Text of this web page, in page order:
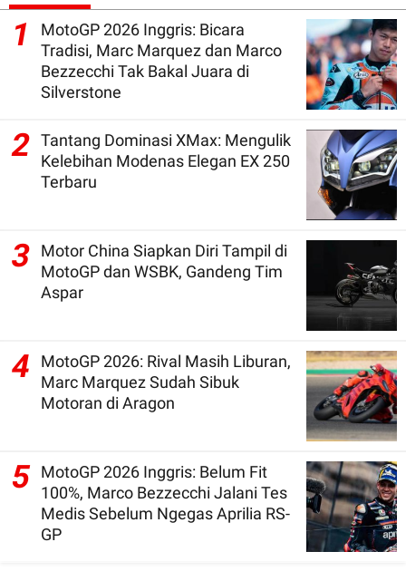
1
MotoGP 2026 Inggris: Bicara
Tradisi, Marc Marquez dan Marco
Bezzecchi Tak Bakal Juara di
Silverstone
2 Tantang Dominasi XMax: Mengulik
Kelebihan Modenas Elegan EX 250
Terbaru
3
Motor China Siapkan Diri Tampil di
MotoGP dan WSBK, Gandeng Tim
Aspar
4
MotoGP 2026: Rival Masih Liburan,
Marc Marquez Sudah Sibuk
Motoran di Aragon
5 MotoGP 2026 Inggris: Belum Fit
100%, Marco Bezzecchi Jalani Tes
Medis Sebelum Ngegas Aprilia RS-
GP